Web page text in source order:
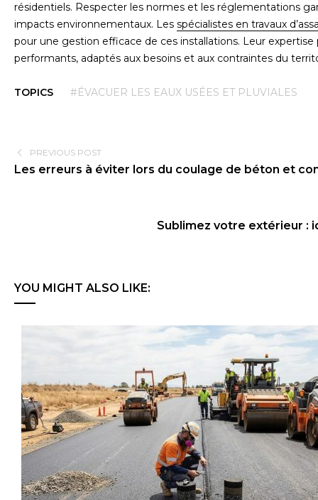
résidentiels. Respecter les normes et les réglementations
impacts environnementaux. Les spécialistes en travaux
pour une gestion efficace de ces installations. Leur
performants, adaptés aux besoins et aux contraintes du
TOPICS #ÉVACUER LES EAUX USÉES ET PLUVIALES
PREVIOUS POST
Les erreurs à éviter lors du coulage de béton et
Sublimez votre extérieur :
YOU MIGHT ALSO LIKE: